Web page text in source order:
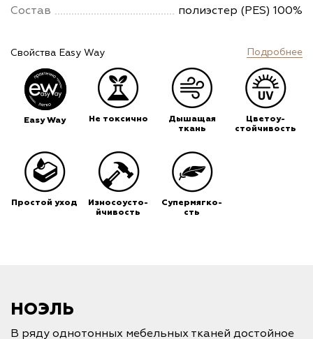
Состав
полиэстер (PES) 100%
Свойства Easy Way Подробнее
Easy Way Не токсично
Дышащая
ткань
Цветоу-
стойчивость
Простой уход
Износоусто-
йчивость
Супермягко-
сть
НОЭЛЬ
В ряду однотонных мебельных тканей достойное